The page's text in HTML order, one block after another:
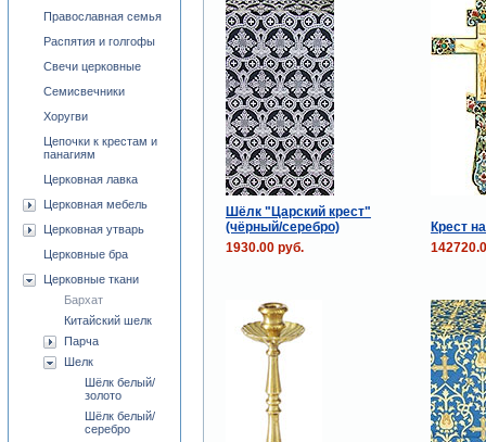
Шёлк "Царский крест"
(чёрный/серебро)
Крест
1930.00 руб.
Православная семья
Распятия и голгофы
Свечи церковные
Семисвечники
Хоругви
Цепочки к крестам и
панагиям
Церковная лавка
Церковная мебель
Церковная утварь
Церковные бра
Церковные ткани
Бархат
Китайский шелк
Парча
Шелк
Шёлк белый/
золото
Шёлк белый/
серебро